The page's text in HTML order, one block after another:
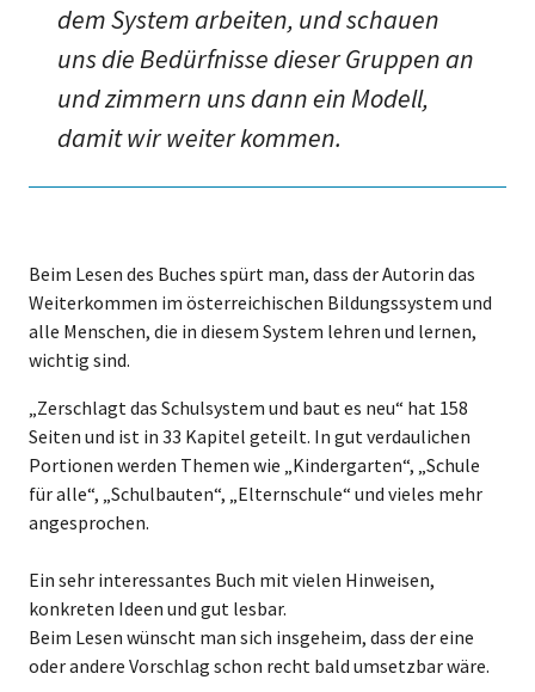
dem System arbeiten, und schauen
uns die Bedürfnisse dieser Gruppen an
und zimmern uns dann ein Modell,
damit wir weiter kommen.
Beim Lesen des Buches spürt man, dass der Autorin das
Weiterkommen im österreichischen Bildungssystem und
alle Menschen, die in diesem System lehren und lernen,
wichtig sind.
„Zerschlagt das Schulsystem und baut es neu“ hat 158
Seiten und ist in 33 Kapitel geteilt. In gut verdaulichen
Portionen werden Themen wie „Kindergarten“, „Schule
für alle“, „Schulbauten“, „Elternschule“ und vieles mehr
angesprochen.
Ein sehr interessantes Buch mit vielen Hinweisen,
konkreten Ideen und gut lesbar.
Beim Lesen wünscht man sich insgeheim, dass der eine
oder andere Vorschlag schon recht bald umsetzbar wäre.